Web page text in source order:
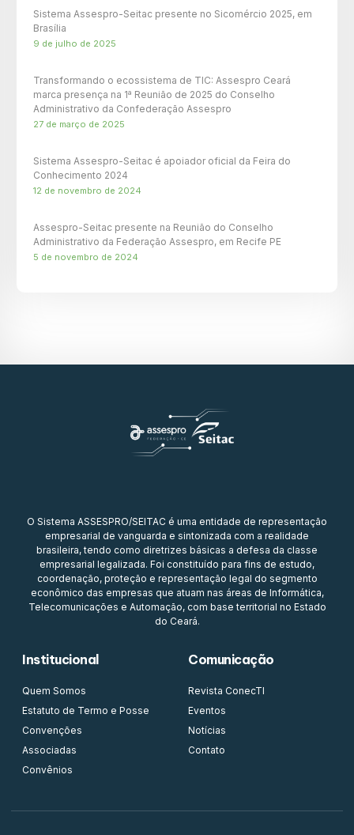
Sistema Assespro-Seitac presente no Sicomércio 2025, em
Brasília
9 de julho de 2025
Transformando o ecossistema de TIC: Assespro Ceará
marca presença na 1ª Reunião de 2025 do Conselho
Administrativo da Confederação Assespro
27 de março de 2025
Sistema Assespro-Seitac é apoiador oficial da Feira do
Conhecimento 2024
12 de novembro de 2024
Assespro-Seitac presente na Reunião do Conselho
Administrativo da Federação Assespro, em Recife PE
5 de novembro de 2024
O Sistema ASSESPRO/SEITAC é uma entidade de representação
empresarial de vanguarda e sintonizada com a realidade
brasileira, tendo como diretrizes básicas a defesa da classe
empresarial legalizada. Foi constituído para fins de estudo,
coordenação, proteção e representação legal do segmento
econômico das empresas que atuam nas áreas de Informática,
Telecomunicações e Automação, com base territorial no Estado
do Ceará.
Institucional
Quem Somos
Estatuto de Termo e Posse
Convenções
Associadas
Convênios
Comunicação
Revista ConecTI
Eventos
Notícias
Contato